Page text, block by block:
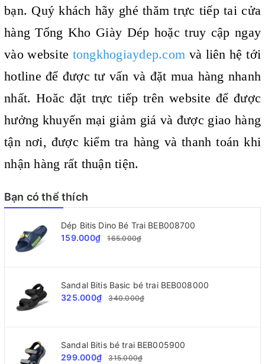
bạn. Quý khách hãy ghé thăm trực tiếp tai cửa
hàng Tổng Kho Giày Dép hoặc truy cập ngay
vào website tongkhogiaydep.com và liên hệ tới
hotline để được tư vấn và đặt mua hàng nhanh
nhất. Hoăc đặt trực tiếp trên website để được
hưởng khuyến mại giảm giá và được giao hàng
tận nơi, được kiểm tra hàng và thanh toán khi
nhận hàng rất thuận tiện.
Bạn có thể thích
Dép Bitis Dino Bé Trai BEB008700
159.000₫
165.000₫
Sandal Bitis Basic bé trai BEB008000
325.000₫
340.000₫
Sandal Bitis bé trai BEB005900
299.000₫
315.000₫